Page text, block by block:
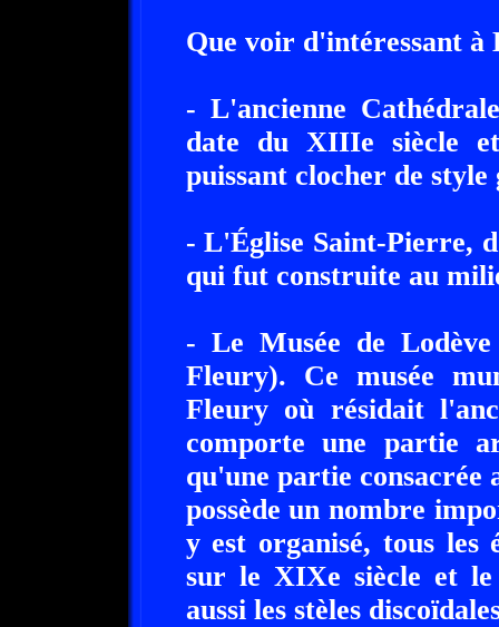
Que voir d'intéressant à
- L'ancienne
date du XIIIe siècle
puissant clocher de style
- L'Église Saint-Pierre,
qui fut construite au
- Le Musée de
Fleury). Ce musée
Fleury où résidait
comporte une partie
qu'une partie consacrée
possède un nombre
y est organisé, tous les
sur le XIXe siècle et
aussi les stèles